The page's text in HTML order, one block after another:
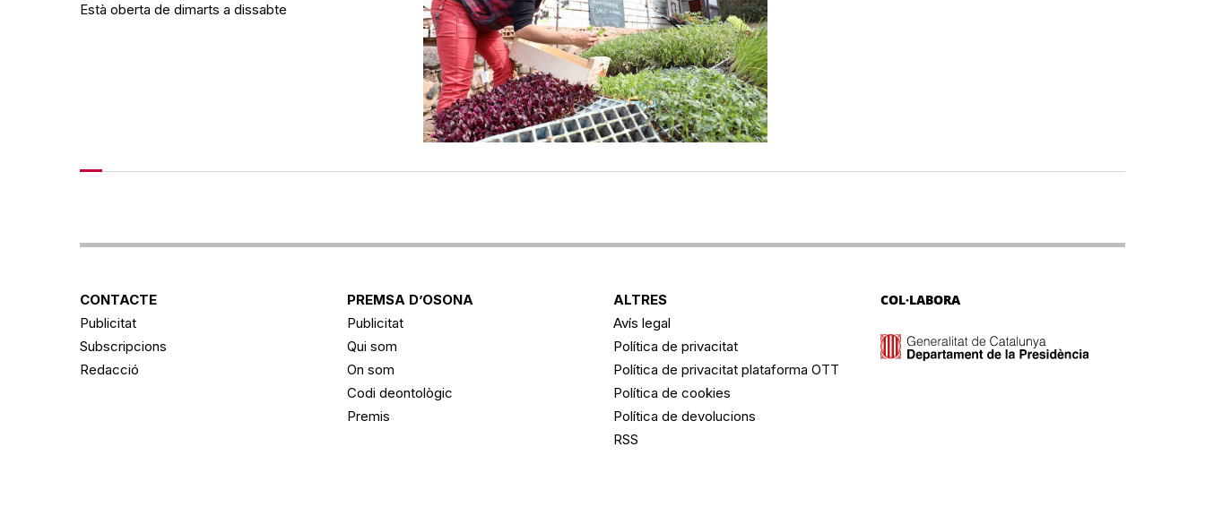
Està oberta de dimarts a dissabte
CONTACTE
Publicitat
Subscripcions
Redacció
PREMSA D’OSONA
Publicitat
Qui som
On som
Codi deontològic
Premis
ALTRES
Avís legal
Política de privacitat
Política de privacitat plataforma OTT
Política de cookies
Política de devolucions
RSS
COL·LABORA